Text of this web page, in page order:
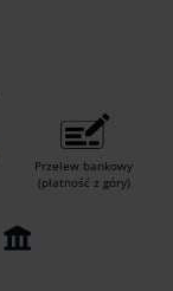
Przelew bankowy
(płatność z góry)